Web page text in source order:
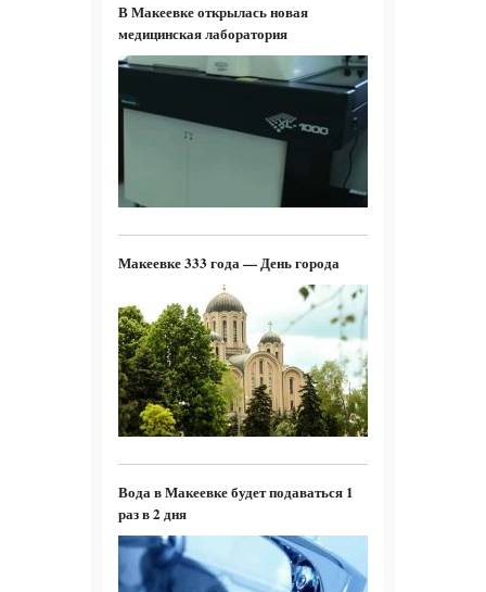
В Макеевке открылась новая
медицинская лаборатория
Макеевке 333 года — День города
Вода в Макеевке будет подаваться 1
раз в 2 дня